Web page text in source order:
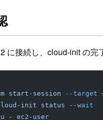
に接続し、cloud-init の完
start-session --target
init status --wait
- ec2-user